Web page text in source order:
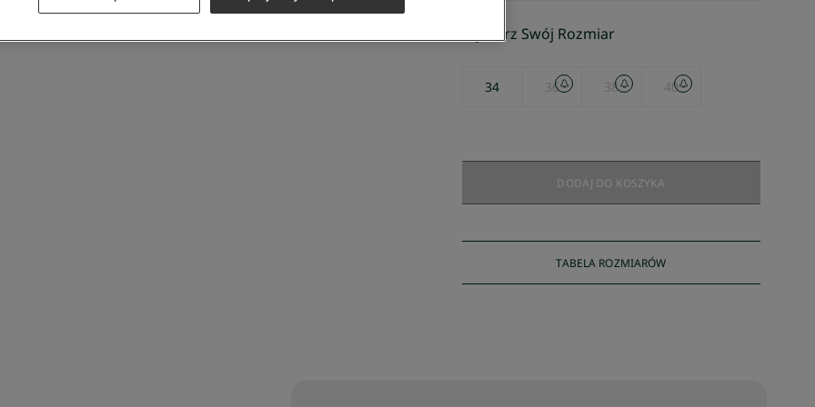
Wybierz Swój Rozmiar
34 36 38 40
DODAJ DO KOSZYKA
TABELA ROZMIARÓW